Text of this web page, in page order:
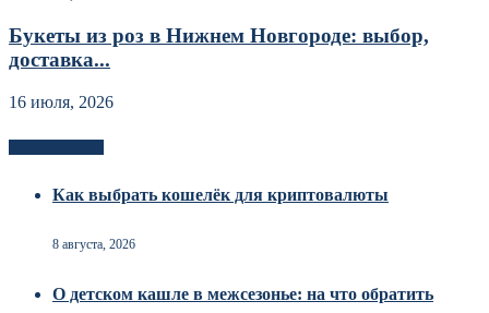
Букеты из роз в Нижнем Новгороде: выбор,
доставка...
16 июля, 2026
Как выбрать кошелёк для криптовалюты
8 августа, 2026
О детском кашле в межсезонье: на что обратить